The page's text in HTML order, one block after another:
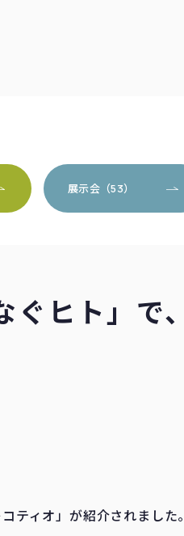
展示会（53）
ぐヒト」で
ティオ」が紹介されました。